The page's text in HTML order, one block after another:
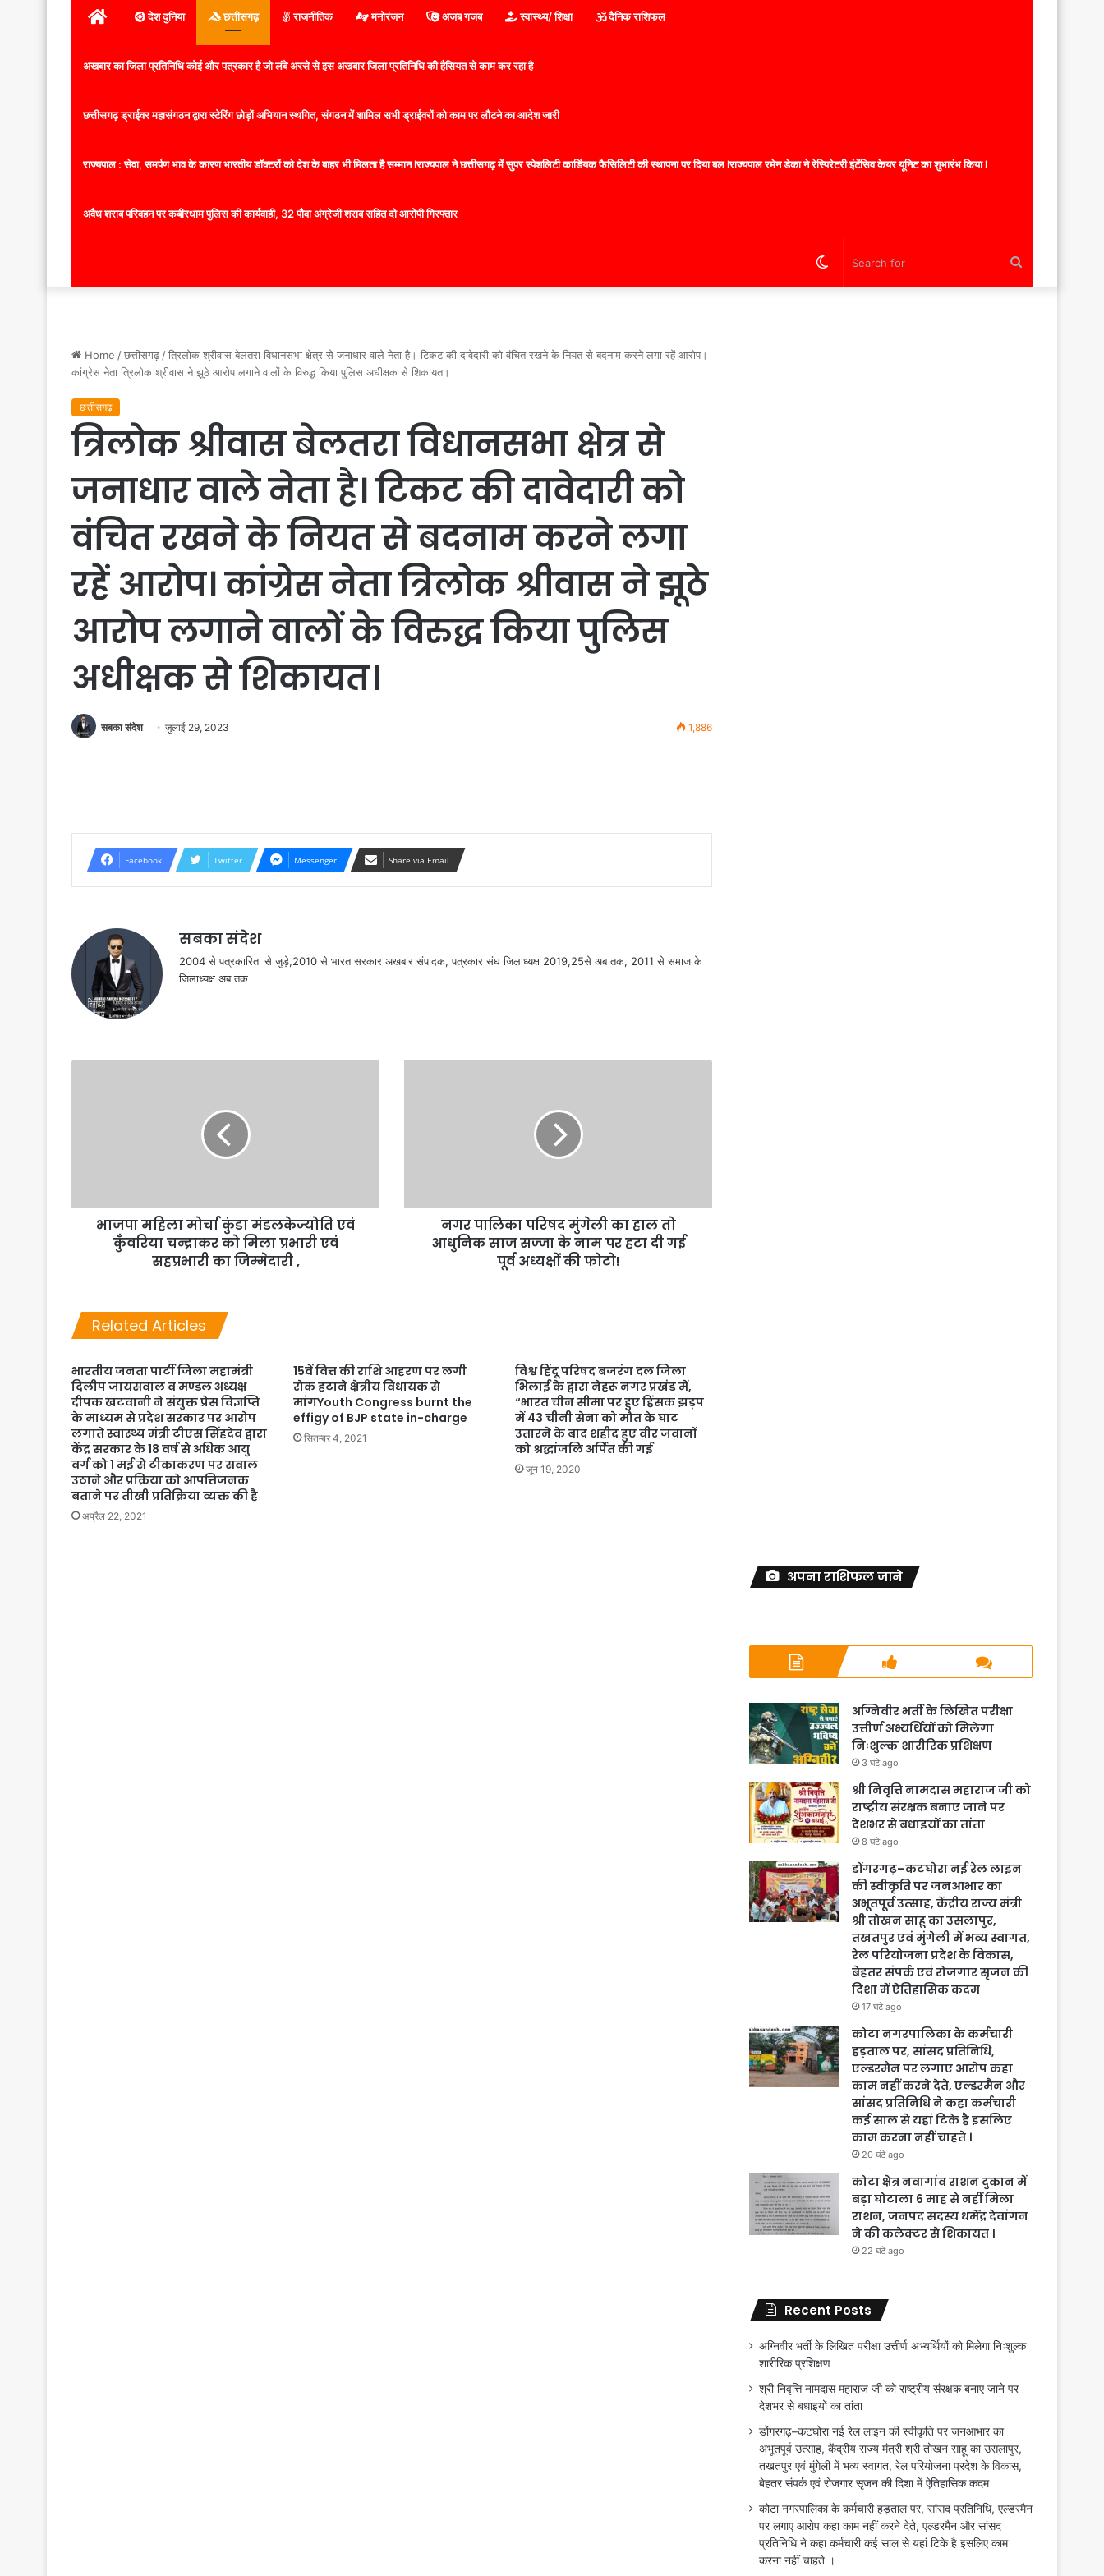
होम देश दुनिया छत्तीसगढ़ राजनीतिक मनोरंजन अजब गजब स्वास्थ्य/ शिक्षा दैनिक राशिफल
अखबार का जिला प्रतिनिधि कोई और पत्रकार है जो लंबे अरसे से इस अखबार जिला प्रतिनिधि की हैसियत से काम कर रहा है
छत्तीसगढ़ ड्राईवर महासंगठन द्वारा स्टेरिंग छोड़ों अभियान स्थगित, संगठन में शामिल सभी ड्राईवरों को काम पर लौटने का आदेश जारी
राज्यपाल : सेवा, समर्पण भाव के कारण भारतीय डॉक्टरों को देश के बाहर भी मिलता है सम्मान lराज्यपाल ने छत्तीसगढ़ में सुपर स्पेशलिटी कार्डियक फैसिलिटी की स्थापना पर दिया बल lराज्यपाल रमेन डेका ने रेस्पिरेटरी इंटेंसिव केयर यूनिट का शुभारंभ किया l
अवैध शराब परिवहन पर कबीरधाम पुलिस की कार्यवाही, 32 पौवा अंग्रेजी शराब सहित दो आरोपी गिरफ्तार
Switch
Home /छत्तीसगढ़ /त्रिलोक श्रीवास बेलतरा विधानसभा क्षेत्र से जनाधार वाले नेता है। टिकट की दावेदारी को वंचित रखने के नियत से बदनाम करने लगा रहें आरोप।
कांग्रेस नेता त्रिलोक श्रीवास ने झूठे आरोप लगाने वालों के विरुद्ध किया पुलिस अधीक्षक से शिकायत।
छत्तीसगढ़
त्रिलोक श्रीवास बेलतरा विधानसभा क्षेत्र से
जनाधार वाले नेता है। टिकट की दावेदारी को
वंचित रखने के नियत से बदनाम करने लगा
रहें आरोप। कांग्रेस नेता त्रिलोक श्रीवास ने झूठे
आरोप लगाने वालों के विरुद्ध किया पुलिस
अधीक्षक से शिकायत।
सबका संदेश जुलाई 29, 2023 1,886
Facebook Twitter Messenger Share via Email
सबका संदेश
2004 से पत्रकारिता से जुड़े,2010 से भारत सरकार अखबार संपादक, पत्रकार संघ जिलाध्यक्ष 2019,25से अब तक, 2011 से समाज के
जिलाध्यक्ष अब तक
भाजपा महिला मोर्चा कुंडा मंडलकेज्योति एवं
कुँवरिया चन्द्राकर को मिला प्रभारी एवं
सहप्रभारी का जिम्मेदारी ,
नगर पालिका परिषद मुंगेली का हाल तो
आधुनिक साज सज्जा के नाम पर हटा दी गई
पूर्व अध्यक्षों की फोटो!
Related Articles
भारतीय जनता पार्टी जिला महामंत्री
दिलीप जायसवाल व मण्डल अध्यक्ष
दीपक खटवानी ने संयुक्त प्रेस विज्ञप्ति
के माध्यम से प्रदेश सरकार पर आरोप
लगाते स्वास्थ्य मंत्री टीएस सिंहदेव द्वारा
केंद्र सरकार के 18 वर्ष से अधिक आयु
वर्ग को 1 मई से टीकाकरण पर सवाल
उठाने और प्रक्रिया को आपत्तिजनक
बताने पर तीखी प्रतिक्रिया व्यक्त की है
अप्रैल 22, 2021
15वें वित्त की राशि आहरण पर लगी
रोक हटाने क्षेत्रीय विधायक से
मांगYouth Congress burnt the
effigy of BJP state in-charge
सितम्बर 4, 2021
विश्व हिंदू परिषद बजरंग दल जिला
भिलाई के द्वारा नेहरू नगर प्रखंड में,
“भारत चीन सीमा पर हुए हिंसक झड़प
में 43 चीनी सेना को मौत के घाट
उतारने के बाद शहीद हुए वीर जवानों
को श्रद्धांजलि अर्पित की गई
जून 19, 2020
अपना राशिफल जाने
अग्निवीर भर्ती के लिखित परीक्षा
उत्तीर्ण अभ्यर्थियों को मिलेगा
निःशुल्क शारीरिक प्रशिक्षण
3 घंटे ago
श्री निवृत्ति नामदास महाराज जी को
राष्ट्रीय संरक्षक बनाए जाने पर
देशभर से बधाइयों का तांता
8 घंटे ago
डोंगरगढ़–कटघोरा नई रेल लाइन
की स्वीकृति पर जनआभार का
अभूतपूर्व उत्साह, केंद्रीय राज्य मंत्री
श्री तोखन साहू का उसलापुर,
तखतपुर एवं मुंगेली में भव्य स्वागत,
रेल परियोजना प्रदेश के विकास,
बेहतर संपर्क एवं रोजगार सृजन की
दिशा में ऐतिहासिक कदम
17 घंटे ago
कोटा नगरपालिका के कर्मचारी
हड़ताल पर, सांसद प्रतिनिधि,
एल्डरमैन पर लगाए आरोप कहा
काम नहीं करने देते, एल्डरमैन और
सांसद प्रतिनिधि ने कहा कर्मचारी
कई साल से यहां टिके है इसलिए
काम करना नहीं चाहते ।
20 घंटे ago
कोटा क्षेत्र नवागांव राशन दुकान में
बड़ा घोटाला 6 माह से नहीं मिला
राशन, जनपद सदस्य धर्मेंद्र देवांगन
ने की कलेक्टर से शिकायत ।
22 घंटे ago
Recent Posts
अग्निवीर भर्ती के लिखित परीक्षा उत्तीर्ण अभ्यर्थियों को मिलेगा निःशुल्क
शारीरिक प्रशिक्षण
श्री निवृत्ति नामदास महाराज जी को राष्ट्रीय संरक्षक बनाए जाने पर
देशभर से बधाइयों का तांता
डोंगरगढ़–कटघोरा नई रेल लाइन की स्वीकृति पर जनआभार का
अभूतपूर्व उत्साह, केंद्रीय राज्य मंत्री श्री तोखन साहू का उसलापुर,
तखतपुर एवं मुंगेली में भव्य स्वागत, रेल परियोजना प्रदेश के विकास,
बेहतर संपर्क एवं रोजगार सृजन की दिशा में ऐतिहासिक कदम
कोटा नगरपालिका के कर्मचारी हड़ताल पर, सांसद प्रतिनिधि, एल्डरमैन
पर लगाए आरोप कहा काम नहीं करने देते, एल्डरमैन और सांसद
प्रतिनिधि ने कहा कर्मचारी कई साल से यहां टिके है इसलिए काम
करना नहीं चाहते ।